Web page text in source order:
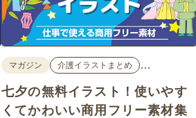
マガジン 介護イラストまとめ …
七夕の無料イラスト！使いやす
くてかわいい商用フリー素材集